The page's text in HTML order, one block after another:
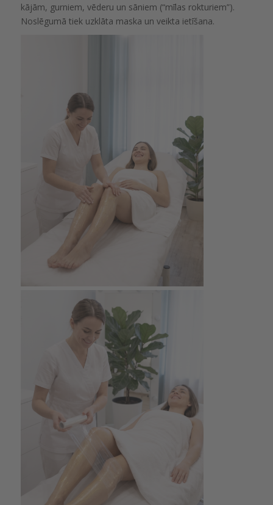
kājām, gurniem, vēderu un sāniem (“mīlas rokturiem”).
Noslēgumā tiek uzklāta maska un veikta ietīšana.